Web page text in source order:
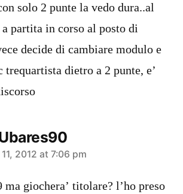
solo 2 punte la vedo dura..al
partita in corso al posto di
decide di cambiare modulo e
trequartista dietro a 2 punte, e’
2012 at 7:06 pm
ma giochera’ titolare? l’ho preso